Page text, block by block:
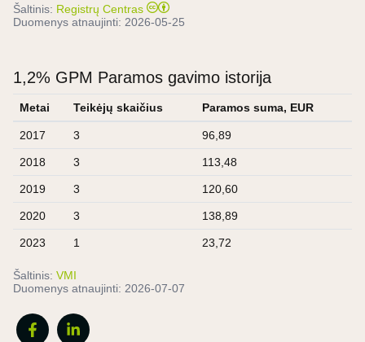
Šaltinis: Registrų Centras
Duomenys atnaujinti: 2026-05-25
1,2% GPM Paramos gavimo istorija
Metai Teikėjų skaičius Paramos suma, EUR
2017 3 96,89
2018 3 113,48
2019 3 120,60
2020 3 138,89
2023 1 23,72
Šaltinis: VMI
Duomenys atnaujinti: 2026-07-07